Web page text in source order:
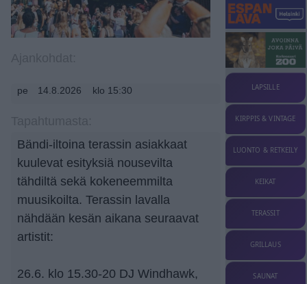
pe 14.8.2026 klo 15:30
Bändi-iltoina terassin asiakkaat
kuulevat esityksiä nousevilta
tähdiltä sekä kokeneemmilta
muusikoilta. Terassin lavalla
nähdään kesän aikana seuraavat
artistit:
26.6. klo 15.30-20 DJ Windhawk,
LAPSILLE
KIRPPIS & VINTAGE
LUONTO & RETKEILY
KEIKAT
TERASSIT
GRILLAUS
SAUNAT